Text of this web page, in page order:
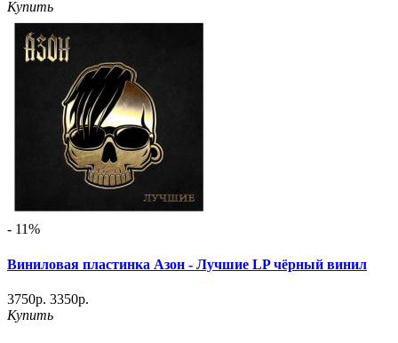
Купить
- 11%
Виниловая пластинка Азон - Лучшие LP чёрный винил
3750р. 3350р.
Купить